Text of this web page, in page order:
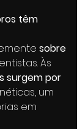
têm
sobre
Às
surgem por
um
em